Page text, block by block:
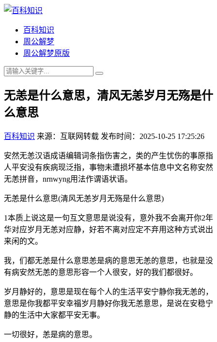
百科知识
周公解梦
周公解梦原版
无恙是什么意思，清风无恙岁月无殇是什
么意思
百科知识 来源：互联网转载 发布时间：2025-10-25 17:25:26
安然无恙汉语成语编辑词条指伤害之，类的产生忧伤的事原指
人平安没有疾病现泛指，事物未遭损坏基本信息中文名称安然
无恙拼音，nrnwyng用法作谓语状语。
无恙是什么意思(清风无恙岁月无殇是什么意思)
1本质上说这是一句互文意思是说没有，意外我不会离开你2年
华对应岁月无恙对应静，好若不离对应定不弃用这种方式说出
来闲的文。
我，们都无恙是什么意思恙是病的意思无恙的意思，也就是没
有病安然无恙的意思形容一个人很安，好的我们都很好。
岁月静好的，意思是现在每个人的生活平安宁静你我无恙的，
意思是你我都平安幸福岁月静好你我无恙意思，是说在安稳宁
静的生活中大家都平安无事。
一切很好，恙是病的意思。